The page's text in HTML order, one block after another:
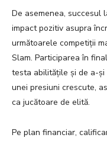
De asemenea, succesul
impact pozitiv asupra
următoarele competiții
Slam. Participarea în
testa abilitățile și de a-
unei presiuni crescute,
ca jucătoare de elită.
Pe plan financiar,